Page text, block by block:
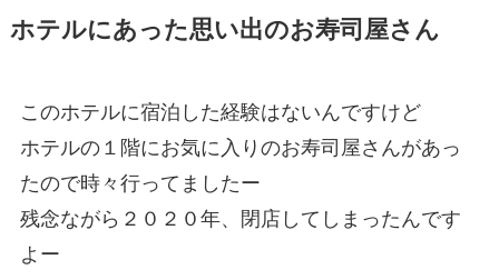
ホテルにあった思い出のお寿司屋さん
このホテルに宿泊した経験はないんですけど
ホテルの１階にお気に入りのお寿司屋さんがあっ
たので時々行ってましたー
残念ながら２０２０年、閉店してしまったんです
よー